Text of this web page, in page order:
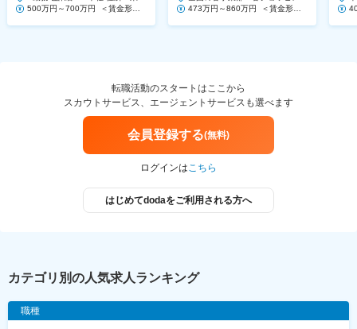
都港区芝浦1-13-16 勤務地最寄
500万円～700万円 ＜賃金形態
センター 住所：千葉県千葉市美浜
473万円～860万円 ＜賃金形態
1
転職活動のスタートはここから
スカウトサービス、エージェントサービスも選べます
会員登録する(無料)
ログインはこちら
はじめてdodaをご利用される方へ
カテゴリ別の人気求人ランキング
職種